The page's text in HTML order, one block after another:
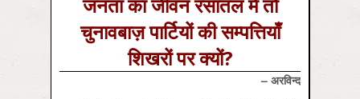
जनता का जीवन रसातल में तो
चुनावबाज़ पार्टियों की सम्पत्तियाँ
शिखरों पर क्यों?
– अरविन्द